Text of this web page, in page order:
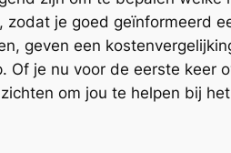
je goed geïnformeerd
geven een
Of je nu voor de eerste
om jou te helpen bij